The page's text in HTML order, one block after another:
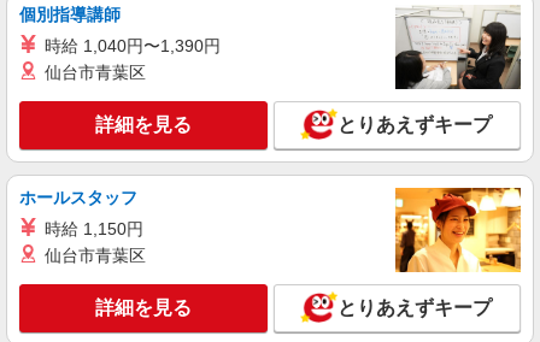
月給245,000円〜280,000円（経験・能力によ
る）
キープ 詳細を見る
派遣社員 職業紹介
株式会社リオン
月給245,000円〜280,000円（経験・能力によ
る）
東京都渋谷区
個別指導講師
時給 1,040円〜1,390円
仙台市青葉区
詳細を見る とりあえずキープ
ホールスタッフ
時給 1,150円
仙台市青葉区
詳細を見る とりあえずキープ